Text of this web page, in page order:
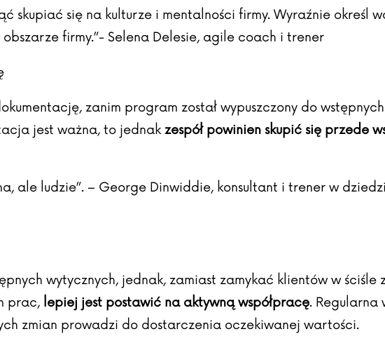
skupiać się na kulturze i mentalności firmy. Wyraźnie określ
firmy.”- Selena Delesie, agile coach i trener
zanim program został wypuszczony do
jest ważna, to jednakzespół powinien skupić się przede
ale ludzie”. – George Dinwiddie, konsultant i trener w
wytycznych, jednak, zamiast zamykać klientów w ściśle
prac, lepiej jest postawić na aktywną współpracę. Regularna
zmian prowadzi do dostarczenia oczekiwanej wartości.